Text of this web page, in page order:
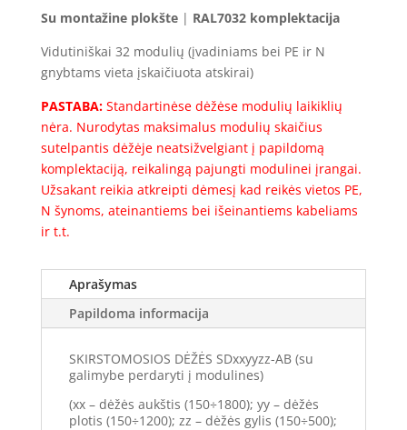
SD060415-
1S-
(32mod.)
(600x400x150)
Komplektacija
Su montažine plokšte | RAL7032 komplektacija
Vidutiniškai 32 modulių (įvadiniams bei PE ir N
gnybtams vieta įskaičiuota atskirai)
PASTABA:Standartinėse dėžėse modulių laikiklių
nėra. Nurodytas maksimalus modulių skaičius
sutelpantis dėžėje neatsižvelgiant į papildomą
komplektaciją, reikalingą pajungti modulinei įrangai.
Užsakant reikia atkreipti dėmesį kad reikės vietos PE,
N šynoms, ateinantiems bei išeinantiems kabeliams
ir t.t.
Aprašymas
Papildoma informacija
SKIRSTOMOSIOS DĖŽĖS SDxxyyzz-AB (su
galimybe perdaryti į modulines)
(xx – dėžės aukštis (150÷1800); yy – dėžės
plotis (150÷1200); zz – dėžės gylis (150÷500);